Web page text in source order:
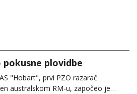
plovidbe
"Hobart", prvi PZO razarač
australskom RM-u, započeo je…